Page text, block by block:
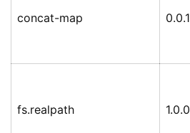
concat-map 0.0.1
fs.realpath 1.0.0